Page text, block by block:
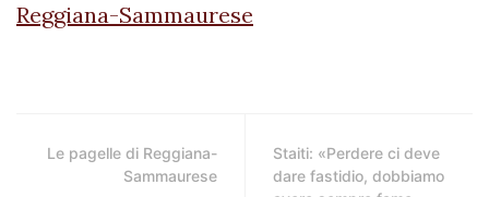
Reggiana-Sammaurese
Le pagelle di Reggiana-
Sammaurese
Staiti: «Perdere ci deve
dare fastidio, dobbiamo